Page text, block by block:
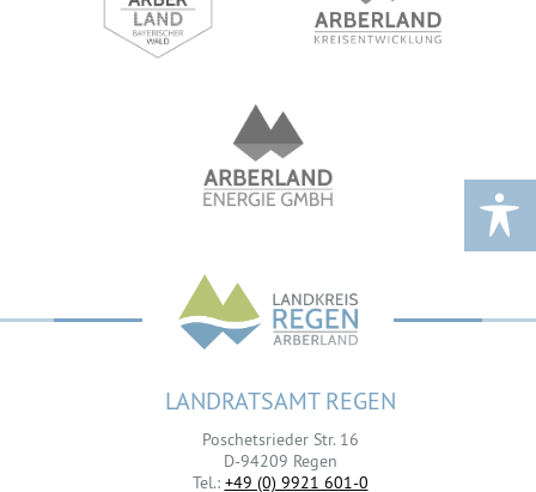
LANDRATSAMT REGEN
Poschetsrieder Str. 16
D-94209 Regen
Tel.: +49 (0) 9921 601-0